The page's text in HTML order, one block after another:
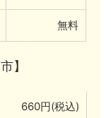
無料
】
660円(税込)